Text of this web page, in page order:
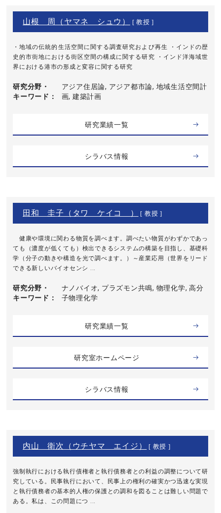
山根 周（ヤマネ シュウ） [ 教授 ]
・地域の伝統的生活空間に関する調査研究および再生 ・インドの歴
史的市街地における街区空間の構成に関する研究 ・インド洋海域世
界における港市の形成と変容に関する研究
研究分野・
キーワード
アジア住居論, アジア都市論, 地域生活空間計
画, 建築計画
研究業績一覧
シラバス情報
田和 圭子（タワ ケイコ ） [ 教授 ]
健康や環境に関わる物質を調べます。調べたい物質がわずかであっ
ても（濃度が低くても）検出できるシステムの構築を目指し、基礎科
学（分子の動きや構造を光で調べます。）～産業応用（世界をリード
できる新しいバイオセンシ ...
研究分野・
キーワード
ナノバイオ, プラズモン共鳴, 物理化学, 高分
子物理化学
研究業績一覧
研究室ホームページ
シラバス情報
内山 衛次（ウチヤマ エイジ） [ 教授 ]
強制執行における執行債権者と執行債務者との利益の調整について研
究している。民事執行において、民事上の権利の確実かつ迅速な実現
と執行債務者の基本的人権の保護との調和を図ることは難しい問題で
ある。私は、この問題につ ...